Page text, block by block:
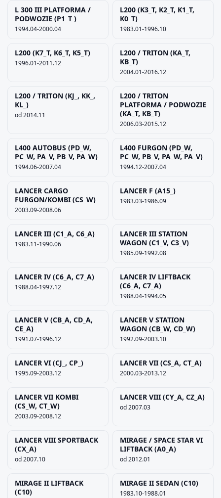
L 300 III PLATFORMA /
PODWOZIE (P1_T )
1994.04-2000.04
L200 (K3_T, K2_T, K1_T,
K0_T)
1983.01-1996.10
L200 (K7_T, K6_T, K5_T)
1996.01-2011.12
L200 / TRITON (KA_T,
KB_T)
2004.01-2016.12
L200 / TRITON (KJ_, KK_,
KL_)
od 2014.11
L200 / TRITON
PLATFORMA / PODWOZIE
(KA_T, KB_T)
2006.03-2015.12
L400 AUTOBUS (PD_W,
PC_W, PA_V, PB_V, PA_W)
1994.06-2007.04
L400 FURGON (PD_W,
PC_W, PB_V, PA_W, PA_V)
1994.12-2007.04
LANCER CARGO
FURGON/KOMBI (CS_W)
2003.09-2008.06
LANCER F (A15_)
1983.03-1986.09
LANCER III (C1_A, C6_A)
1983.11-1990.06
LANCER III STATION
WAGON (C1_V, C3_V)
1985.09-1992.08
LANCER IV (C6_A, C7_A)
1988.04-1997.12
LANCER IV LIFTBACK
(C6_A, C7_A)
1988.04-1994.05
LANCER V (CB_A, CD_A,
CE_A)
1991.07-1996.12
LANCER V STATION
WAGON (CB_W, CD_W)
1992.09-2003.10
LANCER VI (CJ_, CP_)
1995.09-2003.12
LANCER VII (CS_A, CT_A)
2000.03-2013.12
LANCER VII KOMBI
(CS_W, CT_W)
2003.09-2008.12
LANCER VIII (CY_A, CZ_A)
od 2007.03
LANCER VIII SPORTBACK
(CX_A)
od 2007.10
MIRAGE / SPACE STAR VI
LIFTBACK (A0_A)
od 2012.01
MIRAGE II LIFTBACK
(C10)
MIRAGE II SEDAN (C10)
1983.10-1988.01